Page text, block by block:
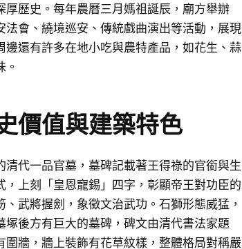
歷史。每年農曆三月媽祖誕辰，廟方舉辦
法會、繞境巡安、傳統戲曲演出等活動，展現
邊還有許多在地小吃與農特產品，如花生、蒜
價值與建築特色
代一品官墓，墓碑記載著王得祿的官銜與生
上刻「皇恩寵錫」四字，彰顯帝王對功臣的
武將握劍，象徵文治武功。石獅形態威猛，
後方有巨大的墓碑，碑文由清代書法家題
牆，牆上裝飾有花草紋樣，整體格局對稱嚴